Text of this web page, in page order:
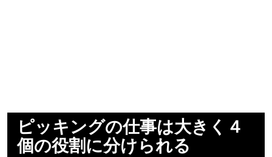
ピッキングの仕事は大きく４
個の役割に分けられる